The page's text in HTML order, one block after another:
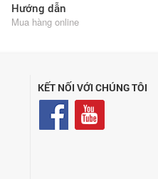
Hướng dẫn
Mua hàng online
KẾT NỐI VỚI CHÚNG TÔI